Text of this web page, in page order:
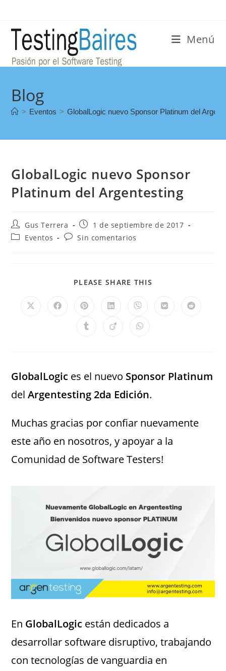
Menú
Blog
> Eventos > GlobalLogic nuevo Sponsor Platinum del
GlobalLogic nuevo Sponsor
Platinum del Argentesting
Gus Terrera
1 de septiembre de 2017
Eventos
Sin comentarios
PLEASE SHARE THIS
GlobalLogic es el nuevo Sponsor Platinum
delArgentesting 2da Edición.
Muchas gracias por confiar nuevamente
este año en nosotros, y apoyar a la
Comunidad de Software Testers!
En GlobalLogic están dedicados a
desarrollar software disruptivo, trabajando
con tecnologías de vanguardia en